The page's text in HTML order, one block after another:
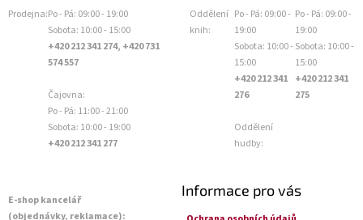
Prodejna:Po - Pá: 09:00 - 19:00
Sobota: 10:00 - 15:00
+420 212 341 274, +420 731
574 557
Čajovna:
Po - Pá: 11:00 - 21:00
Sobota: 10:00 - 19:00
+420 212 341 277
Oddělení
knih:
Po - Pá: 09:00 -
19:00
Sobota: 10:00 -
15:00
+420 212 341
276
Oddělení
hudby:
Po - Pá: 09:00 -
19:00
Sobota: 10:00 -
15:00
+420 212 341
275
E-shop kancelář
(objednávky, reklamace):
Informace pro vás